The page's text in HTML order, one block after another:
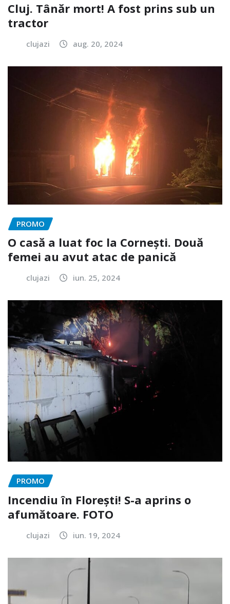
Cluj. Tânăr mort! A fost prins sub un
tractor
clujazi aug. 20, 2024
PROMO
O casă a luat foc la Cornești. Două
femei au avut atac de panică
clujazi iun. 25, 2024
PROMO
Incendiu în Florești! S-a aprins o
afumătoare. FOTO
clujazi iun. 19, 2024